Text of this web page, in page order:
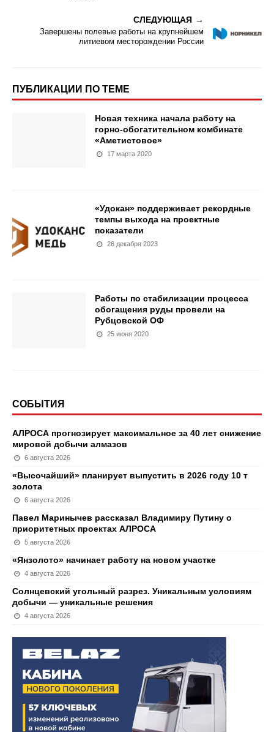
СЛЕДУЮЩАЯ
Завершены полевые работы на крупнейшем
литиевом месторождении России
ПУБЛИКАЦИИ ПО ТЕМЕ
Новая техника начала работу на
горно-обогатительном комбинате
«Аметистовое»
17 марта 2020
«Удокан» поддерживает рекордные
темпы выхода на проектные
показатели
26 декабря 2023
Работы по стабилизации процесса
обогащения руды провели на
Рубцовской ОФ
25 июня 2020
СОБЫТИЯ
АЛРОСА прогнозирует максимальное за 40 лет снижение
мировой добычи алмазов
6 августа 2026
«Высочайший» планирует выпустить в 2026 году 10 т
золота
6 августа 2026
Павел Маринычев рассказал Владимиру Путину о
приоритетных проектах АЛРОСА
5 августа 2026
«Янзолото» начинает работу на новом участке
4 августа 2026
Солнцевский угольный разрез. Уникальным условиям
добычи — уникальные решения
4 августа 2026